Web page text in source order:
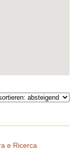
e Ricerca